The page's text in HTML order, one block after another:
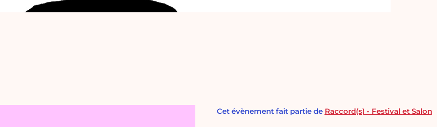
Cet évènement fait partie de Raccord(s) - Festival et Salon